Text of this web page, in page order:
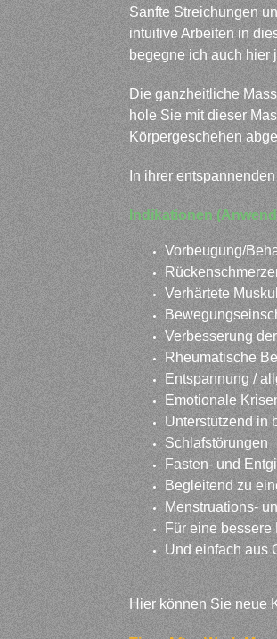
Sanfte Streichungen
intuitive Arbeiten in
begegne ich auch hier
Die ganzheitliche
hole Sie mit dieser
Körpergeschehen
In ihrer
Indikationen
Vorbeugung/
Verhärtete
Verbesserung
Rheumatische
Entspannung /
Emotionale
Unterstützend in
Schlafstörungen
Fasten- und
Begleitend zu
Menstruations-
Für eine
Und einfach aus
Hier können Sie neue